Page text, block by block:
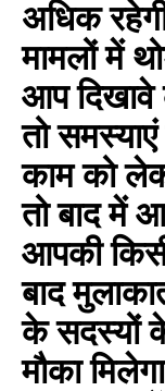
अधिक
मामलों में
आप दिखावे
तो
काम को
तो बाद में
आपकी
बाद
के सदस्यों
मौका